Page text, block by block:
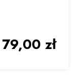
79,00 zł